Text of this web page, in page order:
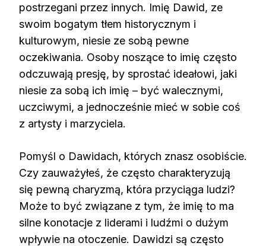
postrzegani przez innych. Imię Dawid, ze
swoim bogatym tłem historycznym i
kulturowym, niesie ze sobą pewne
oczekiwania. Osoby noszące to imię często
odczuwają presję, by sprostać ideałowi, jaki
niesie za sobą ich imię – być walecznymi,
uczciwymi, a jednocześnie mieć w sobie coś
z artysty i marzyciela.
Pomyśl o Dawidach, których znasz osobiście.
Czy zauważyłeś, że często charakteryzują
się pewną charyzmą, która przyciąga ludzi?
Może to być związane z tym, że imię to ma
silne konotacje z liderami i ludźmi o dużym
wpływie na otoczenie. Dawidzi są często